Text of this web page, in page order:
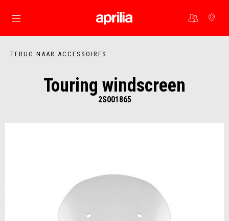
Ga naar de hoofdcontent
TERUG NAAR ACCESSOIRES
Touring windscreen
2S001865